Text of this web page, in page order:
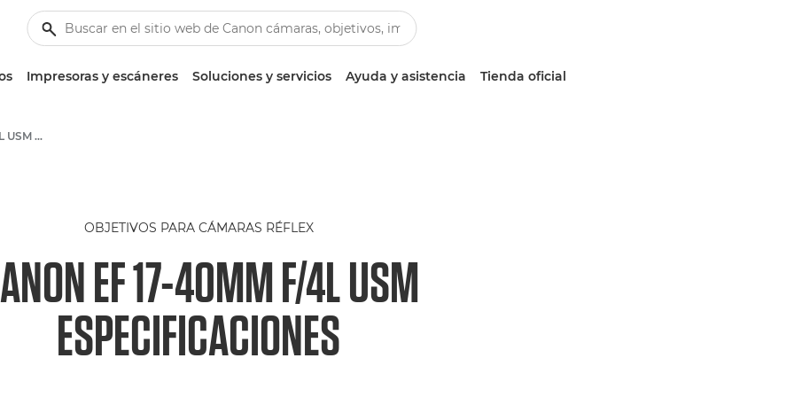
Impresoras y escáneres Soluciones y servicios Ayuda y asistencia Tienda oficial
Canon EF 17-40mm f/4L USM - Lenses - Camera & Photo lenses
OBJETIVOS PARA CÁMARAS RÉFLEX
EF 17-40MM F/4L USM
ESPECIFICACIONES